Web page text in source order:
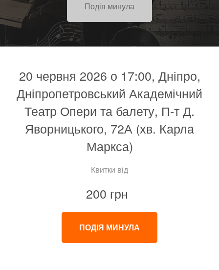
Подія минула
20 червня 2026 о 17:00, Дніпро,
Дніпропетровський Академічний
Театр Опери та балету, П-т Д.
Яворницького, 72А (хв. Карла
Маркса)
Квитки від
200 грн
ПОДІЯ МИНУЛА